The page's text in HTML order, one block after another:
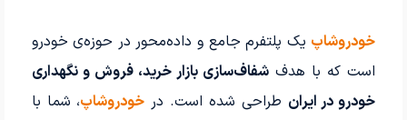
خودروشاپ یک پلتفرم جامع و داده‌محور در حوزه‌ی خودرو
است که با هدف شفاف‌سازی بازار خرید، فروش و نگهداری
خودرو در ایران طراحی شده است. در خودروشاپ، شما با